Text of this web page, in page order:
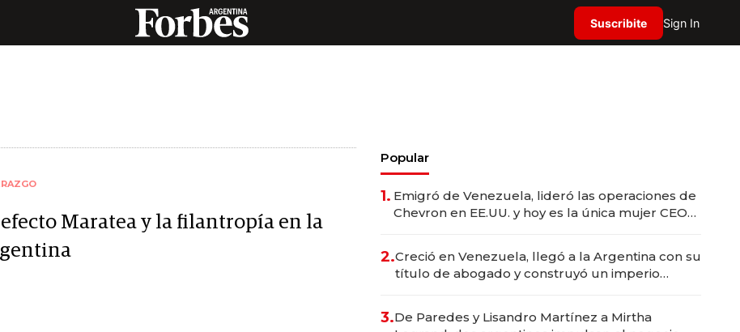
Suscribite Sign In
Maratea y la filantropía en la
Popular
1. Emigró de Venezuela, lideró las operaciones de
Chevron en EE.UU. y hoy es la única mujer CEO
2.Creció en Venezuela, llegó a la Argentina con su
título de abogado y construyó un imperio
3.De Paredes y Lisandro Martínez a Mirtha